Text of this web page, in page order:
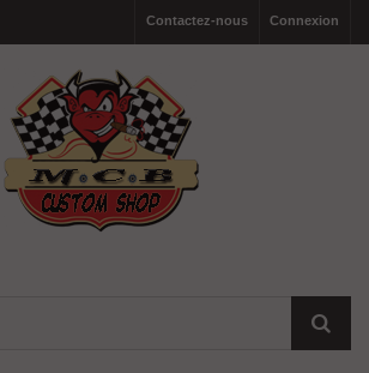
Connexion
Contactez-nous